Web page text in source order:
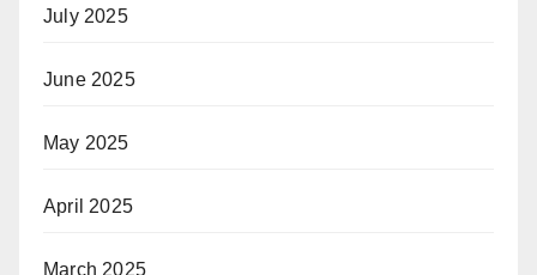
July 2025
June 2025
May 2025
April 2025
March 2025